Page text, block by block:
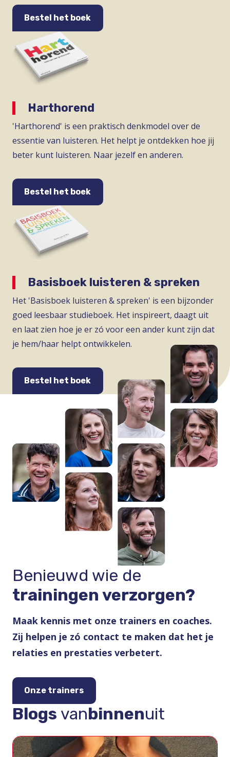
Bestel het boek
Harthorend
'Harthorend' is een praktisch denkmodel over de
essentie van luisteren. Het helpt je ontdekken hoe jij
beter kunt luisteren. Naar jezelf en anderen.
Bestel het boek
Basisboek luisteren & spreken
Het 'Basisboek luisteren & spreken' is een bijzonder
goed leesbaar studieboek. Het inspireert, daagt uit
en laat zien hoe je er zó voor een ander kunt zijn dat
je hem/haar helpt ontwikkelen.
Bestel het boek
Benieuwd wie de
trainingen verzorgen?
Maak kennis met onze trainers en coaches.
Zij helpen je zó contact te maken dat het je
relaties en prestaties verbetert.
Onze trainers
Blogs vanbinnenuit